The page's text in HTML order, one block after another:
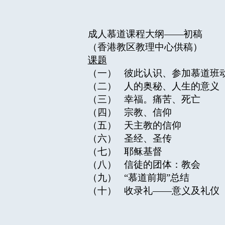
成人慕道课程大纲——初稿
（香港教区教理中心供稿）
课题
（一） 彼此认识、参加慕道班
（二） 人的奥秘、人生的意义
（三） 幸福。痛苦、死亡
（四） 宗教、信仰
（五） 天主教的信仰
（六） 圣经、圣传
（七） 耶稣基督
（八） 信徒的团体：教会
（九） “慕道前期”总结
（十） 收录礼——意义及礼仪